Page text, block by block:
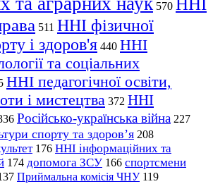
570
511 ННІ фізичної
і здоров'я 440 ННІ
та соціальних
ННІ педагогічної освіти,
і мистецтва 372 ННІ
Російсько-українська війна 227
спорту та здоров’я 208
176 ННІ інформаційних та
174 допомога ЗСУ 166 спортсмени
Приймальна комісія ЧНУ 119